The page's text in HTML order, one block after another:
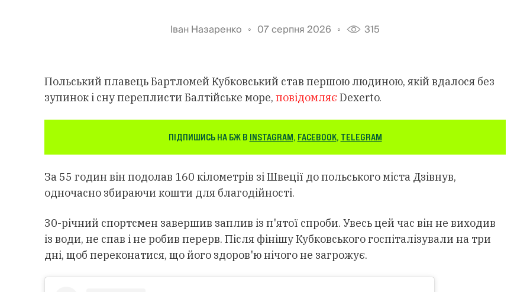
Іван Назаренко 07 серпня 2026 315
Польський плавець Бартломей Кубковський став першою людиною, якій вдалося без
зупинок і сну переплисти Балтійське море, повідомляє Dexerto.
ПІДПИШИСЬ НА БЖ В INSTAGRAM, FACEBOOK, TELEGRAM
За 55 годин він подолав 160 кілометрів зі Швеції до польського міста Дзівнув,
одночасно збираючи кошти для благодійності.
30-річний спортсмен завершив заплив із п'ятої спроби. Увесь цей час він не виходив
із води, не спав і не робив перерв. Після фінішу Кубковського госпіталізували на три
дні, щоб переконатися, що його здоров'ю нічого не загрожує.